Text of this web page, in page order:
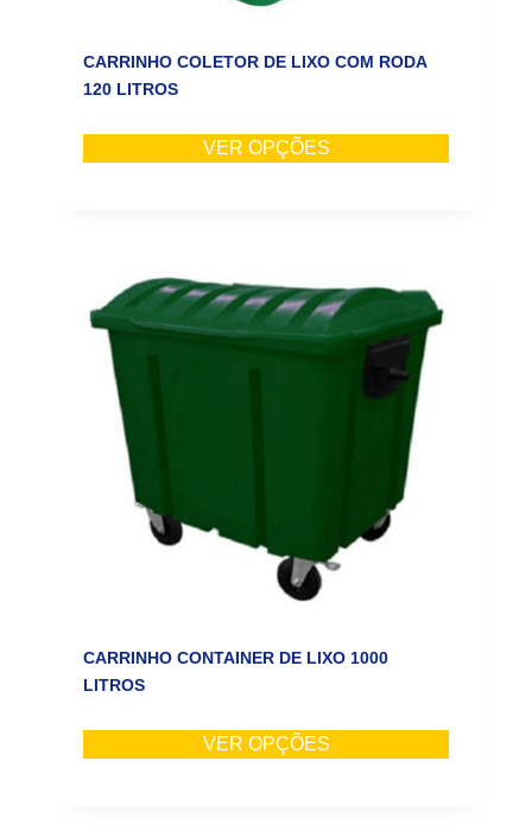
CARRINHO COLETOR DE LIXO COM RODA
120 LITROS
VER OPÇÕES
CARRINHO CONTAINER DE LIXO 1000
LITROS
VER OPÇÕES